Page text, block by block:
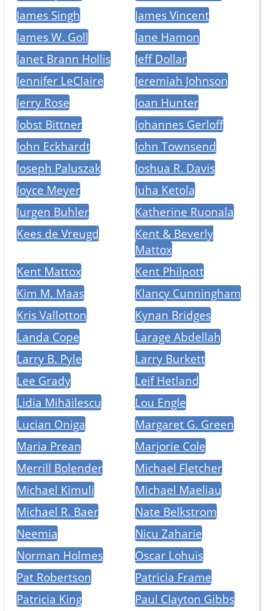
James Singh
James Vincent
James W. Goll
Jane Hamon
Janet Brann Hollis
Jeff Dollar
Jennifer LeClaire
Jeremiah Johnson
Jerry Rose
Joan Hunter
Jobst Bittner
Johannes Gerloff
John Eckhardt
John Townsend
Joseph Paluszak
Joshua R. Davis
Joyce Meyer
Juha Ketola
Jurgen Buhler
Katherine Ruonala
Kees de Vreugd
Kent & Beverly
Mattox
Kent Mattox
Kent Philpott
Kim M. Maas
Klancy Cunningham
Kris Vallotton
Kynan Bridges
Landa Cope
Larage Abdellah
Larry B. Pyle
Larry Burkett
Lee Grady
Leif Hetland
Lidia Mihăilescu
Lou Engle
Lucian Oniga
Margaret G. Green
Maria Prean
Marjorie Cole
Merrill Bolender
Michael Fletcher
Michael Kimuli
Michael Maeliau
Michael R. Baer
Nate Belkstrom
Neemia
Nicu Zaharie
Norman Holmes
Oscar Lohuis
Pat Robertson
Patricia Frame
Patricia King
Paul Clayton Gibbs